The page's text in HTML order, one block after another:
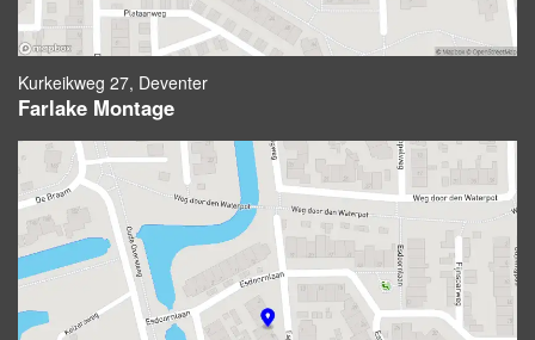
Kurkeikweg 27, Deventer
Farlake Montage